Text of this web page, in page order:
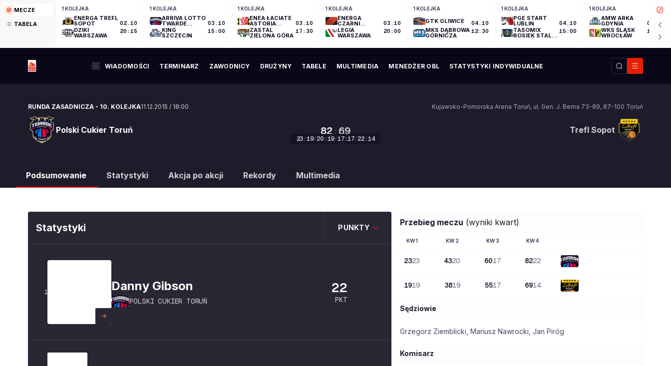
MECZE
TABELA
1 KOLEJKA
ENERGA TREFL
SOPOT
DZIKI
WARSZAWA
02.10
20:15
1 KOLEJKA
ARRIVA LOTTO
TWARDE
PIERNIKI
TORUŃ
KING
SZCZECIN
03.10
15:00
1 KOLEJKA
ENEA ŁACIATE
ASTORIA
BYDGOSZCZ
ZASTAL
ZIELONA GÓRA
03.10
17:30
1 KOLEJKA
ENERGA
CZARNI
SŁUPSK
LEGIA
WARSZAWA
03.10
20:00
1 KOLEJKA
GTK GLIWICE
MKS DĄBROWA
GÓRNICZA
04.10
12:30
1 KOLEJKA
PGE START
LUBLIN
TASOMIX
ROSIEK STAL
WIELKOPOLSKI
04.10
15:00
1 KOLEJKA
AMW ARKA
GDYNIA
WKS ŚLĄSK
WROCŁAW
04.10
17:30
WIADOMOŚCI TERMINARZ ZAWODNICY DRUŻYNY TABELE MULTIMEDIA MENEDŻER OBL STATYSTYKI INDYWIDUALNE
RUNDA ZASADNICZA - 10. KOLEJKA11.12.2015 / 18:00 Kujawsko-Pomorska Arena Toruń, ul. Gen. J. Bema 73-89, 87-100 Toruń
Polski Cukier Toruń 82 : 69 Trefl Sopot
23 :19/20 :19/17:17/22 :14
Podsumowanie Statystyki Akcja po akcji Rekordy Multimedia
Statystyki PUNKTY
1 Danny Gibson
POLSKI CUKIER TORUŃ
22
PKT
Przebieg meczu (wyniki kwart)
KW1 KW 2 KW3 KW4
2323 4320 6017 8222
1919 3819 5517 6914
Sędziowie
Grzegorz Ziemblicki Mariusz Nawrocki Jan Piróg
Komisarz